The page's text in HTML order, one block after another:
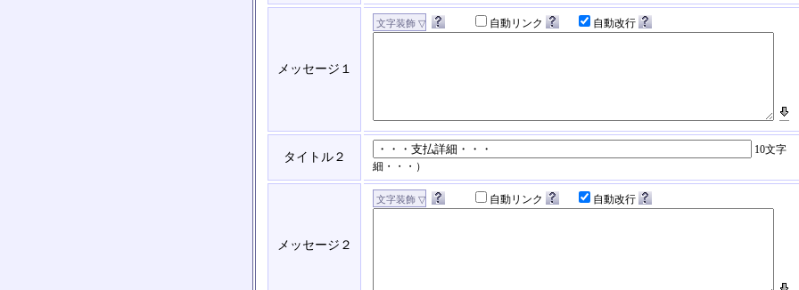
メッセージ１
自動リンク 自動改行
タイトル２
10文字
細・・・）
メッセージ２
自動リンク 自動改行